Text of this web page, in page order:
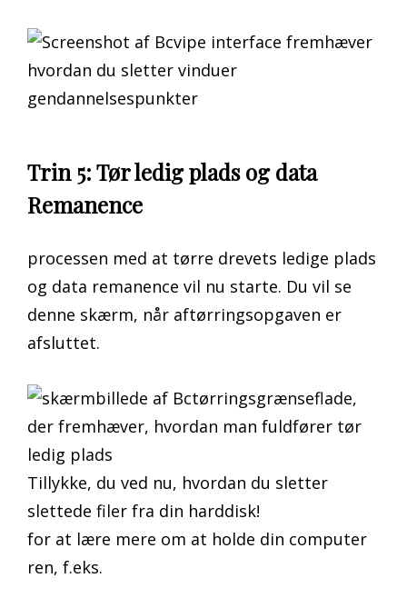
Trin 5: Tør ledig plads og data
Remanence
processen med at tørre drevets ledige plads
og data remanence vil nu starte. Du vil se
denne skærm, når aftørringsopgaven er
afsluttet.
Tillykke, du ved nu, hvordan du sletter
slettede filer fra din harddisk!
for at lære mere om at holde din computer
ren, f.eks.